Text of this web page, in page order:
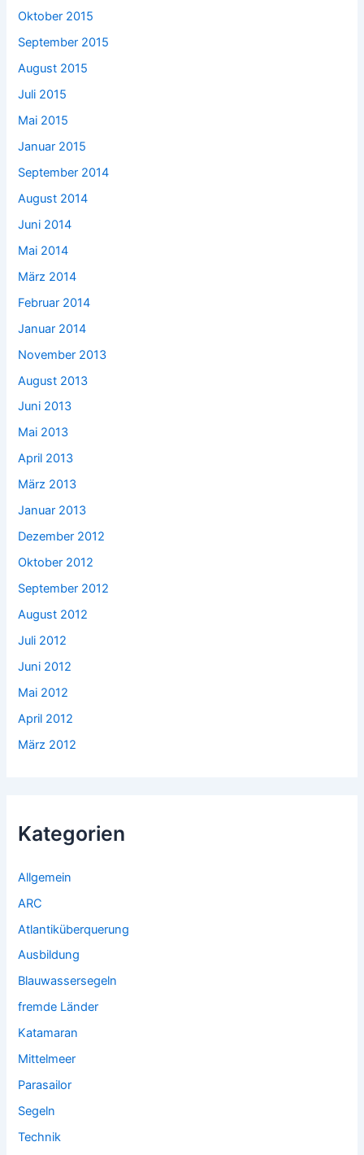
Oktober 2015
September 2015
August 2015
Juli 2015
Mai 2015
Januar 2015
September 2014
August 2014
Juni 2014
Mai 2014
März 2014
Februar 2014
Januar 2014
November 2013
August 2013
Juni 2013
Mai 2013
April 2013
März 2013
Januar 2013
Dezember 2012
Oktober 2012
September 2012
August 2012
Juli 2012
Juni 2012
Mai 2012
April 2012
März 2012
Kategorien
Allgemein
ARC
Atlantiküberquerung
Ausbildung
Blauwassersegeln
fremde Länder
Katamaran
Mittelmeer
Parasailor
Segeln
Technik